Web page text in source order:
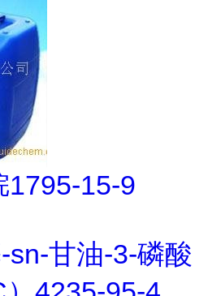
1795-15-9
sn-甘油-3-磷酸